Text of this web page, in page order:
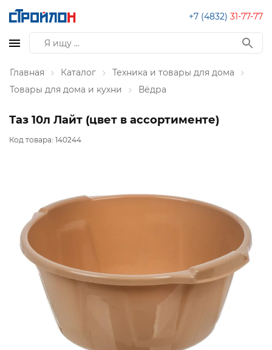
+7 (4832) 31-77-77
Главная Каталог
Техника и товары для дома
Товары для дома и кухни
Вёдра
Таз 10л Лайт (цвет в ассортименте)
Код товара: 140244